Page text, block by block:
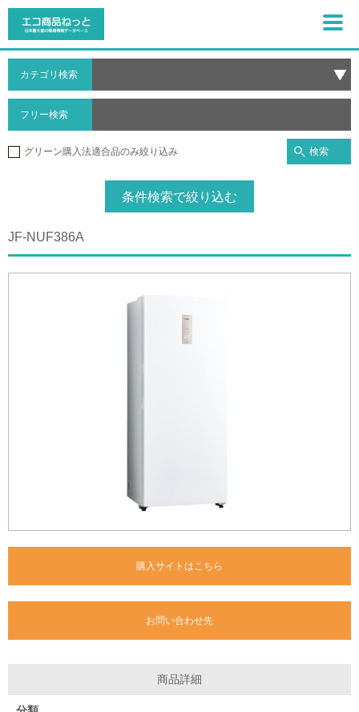
カテゴリ検索
フリー検索
グリーン購入法適合品のみ絞り込み 検索
条件検索で絞り込む
JF-NUF386A
購入サイトはこちら
お問い合わせ先
商品詳細